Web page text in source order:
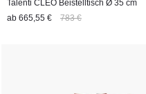
Talenti CLEO Beistelltisch Ø 35 cm
ab 665,55 € 783 €